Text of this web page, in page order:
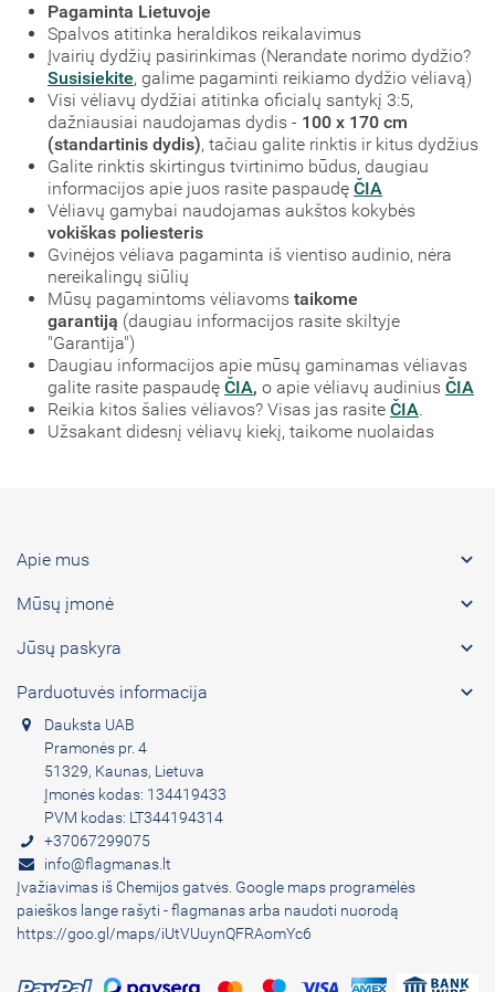
Pagaminta Lietuvoje
Spalvos atitinka heraldikos reikalavimus
Įvairių dydžių pasirinkimas (Nerandate norimo dydžio?
Susisiekite, galime pagaminti reikiamo dydžio vėliavą)
Visi vėliavų dydžiai atitinka oficialų santykį 3:5,
dažniausiai naudojamas dydis - 100 x 170 cm
(standartinis dydis), tačiau galite rinktis ir kitus dydžius
Galite rinktis skirtingus tvirtinimo būdus, daugiau
informacijos apie juos rasite paspaudę ČIA
Vėliavų gamybai naudojamas aukštos kokybės
vokiškas poliesteris
Gvinėjos vėliava pagaminta iš vientiso audinio, nėra
nereikalingų siūlių
Mūsų pagamintoms vėliavoms taikome
garantiją (daugiau informacijos rasite skiltyje
"Garantija")
Daugiau informacijos apie mūsų gaminamas vėliavas
galite rasite paspaudę ČIA, o apie vėliavų audinius ČIA
Reikia kitos šalies vėliavos? Visas jas rasite ČIA.
Užsakant didesnį vėliavų kiekį, taikome nuolaidas
Apie mus 
Mūsų įmonė 
Jūsų paskyra 
Parduotuvės informacija 
Dauksta UAB
Pramonės pr. 4
51329, Kaunas, Lietuva
Įmonės kodas: 134419433
PVM kodas: LT344194314
+37067299075
info@flagmanas.lt
Įvažiavimas iš Chemijos gatvės. Google maps programėlės
paieškos lange rašyti - flagmanas arba naudoti nuorodą
https://goo.gl/maps/iUtVUuynQFRAomYc6